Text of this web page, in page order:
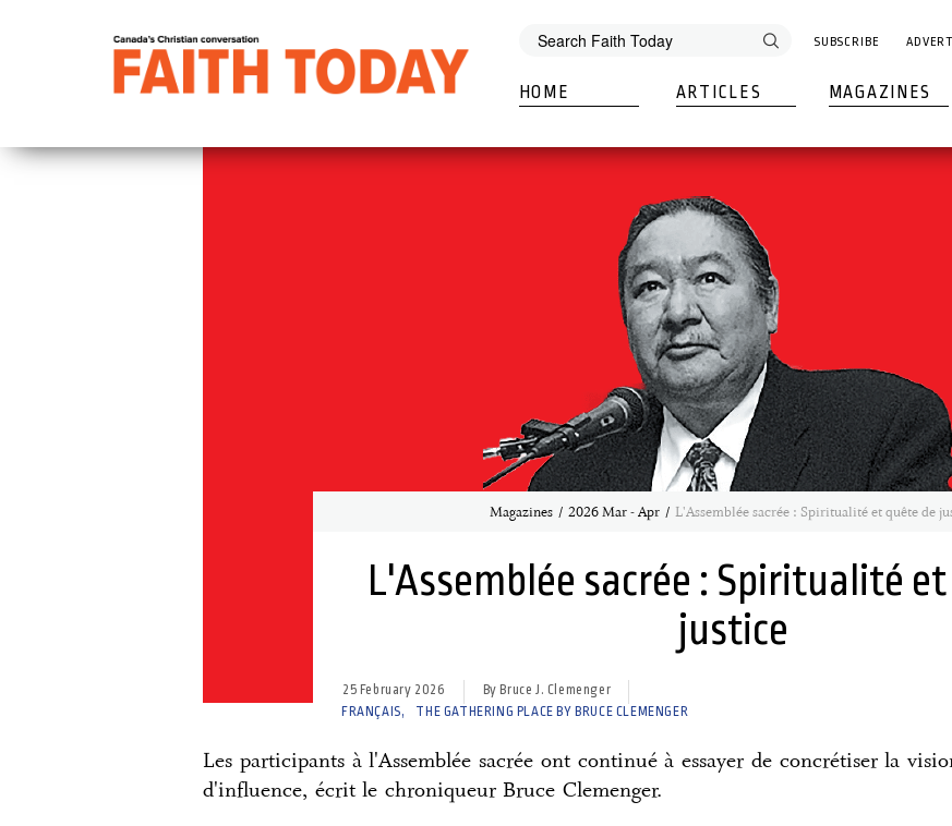
SUBSCRIBE
HOME ARTICLES MAGAZINES
Magazines 2026 Mar - Apr L'Assemblée sacrée : Spiritualité et quête de
L'Assemblée sacrée : Spiritualité
justice
25 February 2026
By Bruce J. Clemenger
FRANÇAIS
THE GATHERING PLACE BY BRUCE CLEMENGER
Les participants à l'Assemblée sacrée ont continué à essayer de concrétiser la
d'influence, écrit le chroniqueur Bruce Clemenger.